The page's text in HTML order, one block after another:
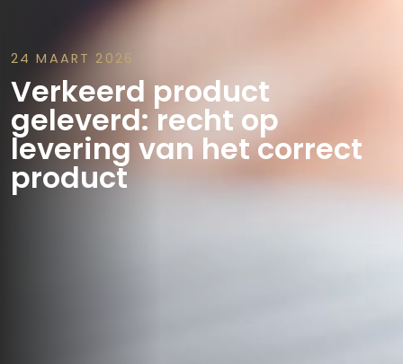
24 MAART 2026
Verkeerd product
geleverd: recht op
levering van het correct
product